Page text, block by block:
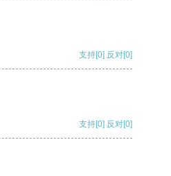
支持[0] 反对[0]
支持[0] 反对[0]